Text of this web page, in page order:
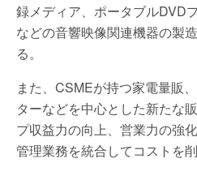
録メディア、ポータブルDVD
などの音響映像関連機器の製
る。
また、CSMEが持つ家電量販
ターなどを中心とした新たな
プ収益力の向上、営業力の強
管理業務を統合してコストを削